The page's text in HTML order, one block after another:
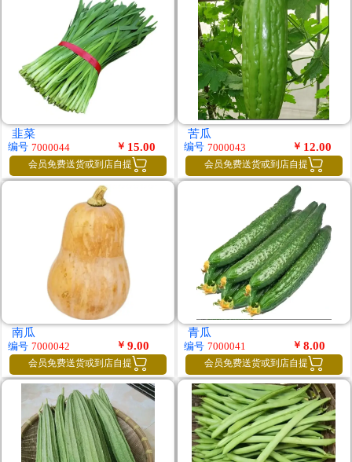
韭菜
编号 7000044 ￥ 15.00
会员免费送货或到店自提 
苦瓜
编号 7000043 ￥ 12.00
会员免费送货或到店自提 
南瓜
编号 7000042 ￥ 9.00
会员免费送货或到店自提 
青瓜
编号 7000041 ￥ 8.00
会员免费送货或到店自提 